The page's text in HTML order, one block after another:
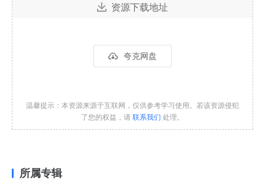
资源下载地址
夸克网盘
温馨提示：本资源来源于互联网，仅供参考学习使用。若该资源侵犯
了您的权益，请 联系我们 处理。
所属专辑